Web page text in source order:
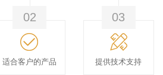
02
适合客户的产品
03
提供技术支持